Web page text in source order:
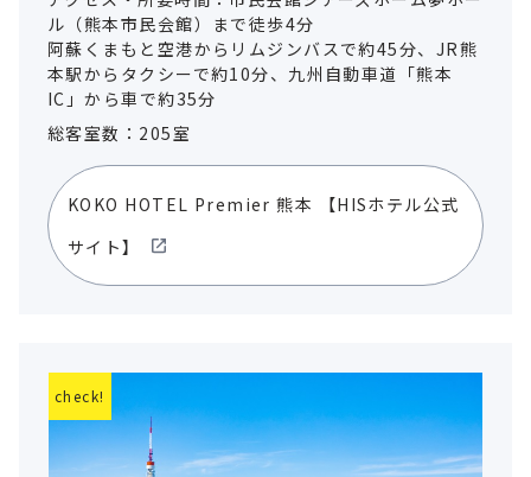
ル（熊本市民会館）まで徒歩4分
阿蘇くまもと空港からリムジンバスで約45分、JR熊
本駅からタクシーで約10分、九州自動車道「熊本
IC」から車で約35分
総客室数：205室
KOKO HOTEL Premier 熊本
【HISホテル公式
サイト】